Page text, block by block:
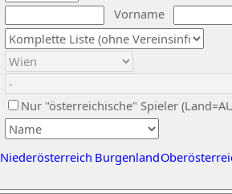
Vorname
Nur "österreichische" Spieler
Niederösterreich Burgenland